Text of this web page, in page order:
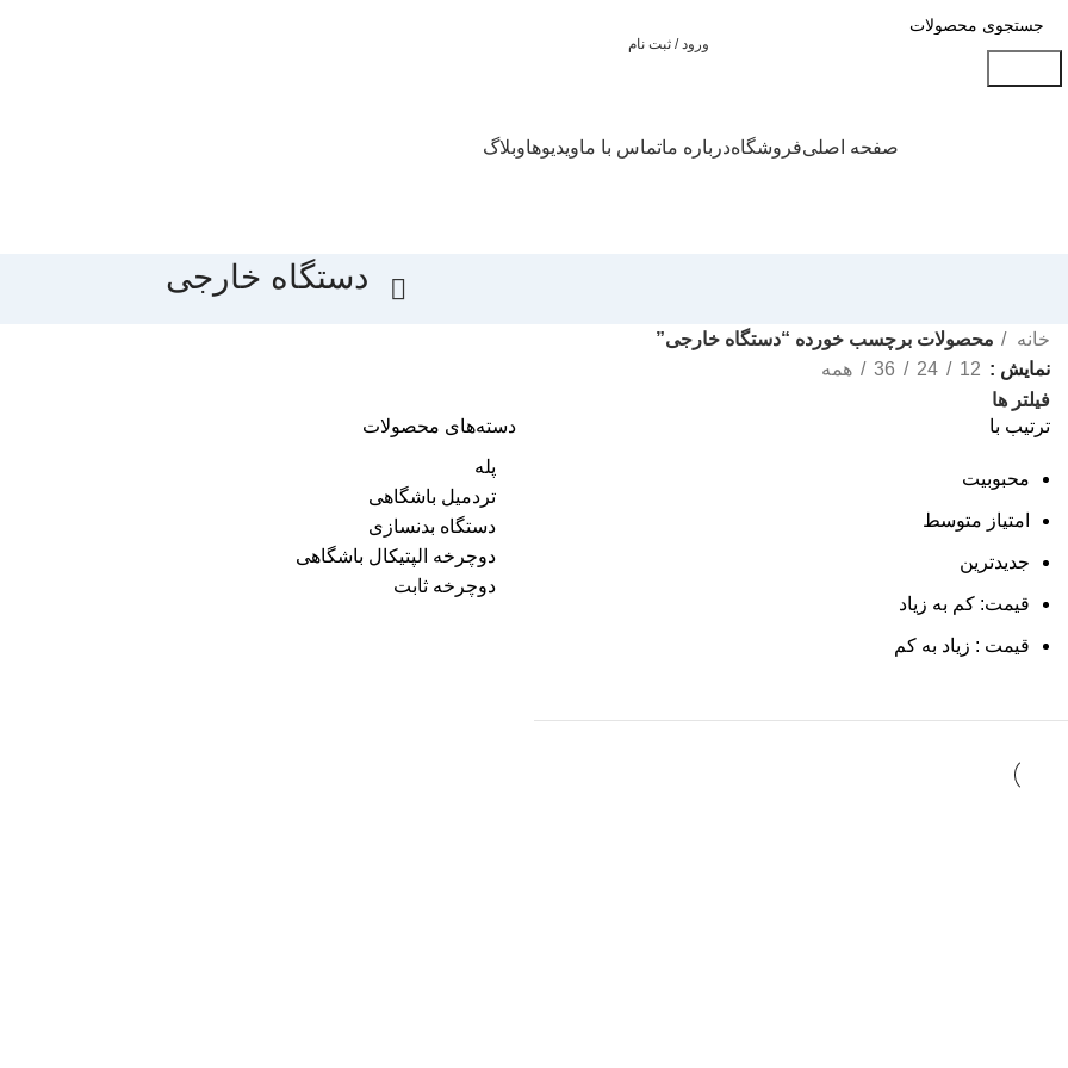
ورود / ثبت نام
صفحه اصلیفروشگاهدرباره ماتماس با ماویدیوهاوبلاگ
دستگاه خارجی
خانه
محصولات برچسب خورده “دستگاه خارجی”
نمایش
12
24
36
همه
فیلتر ها
ترتیب با
محبوبیت
امتیاز متوسط
جدیدترین
قیمت: کم به زیاد
قیمت : زیاد به کم
دسته‌های محصولات
پله
تردمیل باشگاهی
دستگاه بدنسازی
دوچرخه الپتیکال باشگاهی
دوچرخه ثابت